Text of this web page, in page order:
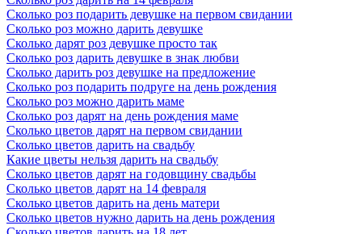
Сколько роз подарить девушке на первом свидании
Сколько роз можно дарить девушке
Сколько дарят роз девушке просто так
Сколько роз дарить девушке в знак любви
Сколько дарить роз девушке на предложение
Сколько роз подарить подруге на день рождения
Сколько роз можно дарить маме
Сколько роз дарят на день рождения маме
Сколько цветов дарят на первом свидании
Сколько цветов дарить на свадьбу
Какие цветы нельзя дарить на свадьбу
Сколько цветов дарят на годовщину свадьбы
Сколько цветов дарят на 14 февраля
Сколько цветов дарить на день матери
Сколько цветов нужно дарить на день рождения
символы страсти, мужества. Если вы хотите, чтобы ваши
искренние пожелания на языке цветов звучали ярко и отчет-
ливо, выберите конкретный сорт орхидеи, который будет
выражать ваши чувства и эмоции.
Что означает гиацинт на языке цветов
Гиацинты – весенние цветы с потрясающим ароматом, которые
ассоциируются с любовью и новыми открытиями. В настоящий
момент они набирают популярность и становятся всё чаще
главным подарком на 8 марта. Что символизируют гиацинты на
языке цветов? Благодаря яркой окраске, потрясающему аромату
и необычному внешнему виду, трактовать символику гиацинтов
начали еще в эпоху романтизма. Но и на сегодняшний день эти
значения не теряют актуальности. Белый гиацинт расскажет о
восхищении чистотой и красотой девушки. Розовый или